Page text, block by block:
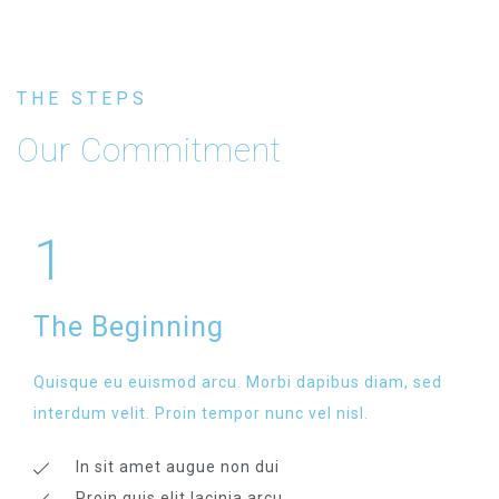
THE STEPS
Our Commitment
1
The Beginning
Quisque eu euismod arcu. Morbi dapibus diam, sed
interdum velit. Proin tempor nunc vel nisl.
In sit amet augue non dui